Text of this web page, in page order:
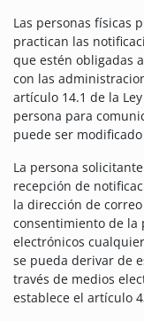
Las personas físicas
practican las
que estén obligadas
con las
artículo 14.1 de la
persona para
puede ser
La persona
recepción de
la dirección de
consentimiento de la
electrónicos
se pueda derivar de
través de medios
establece el artículo